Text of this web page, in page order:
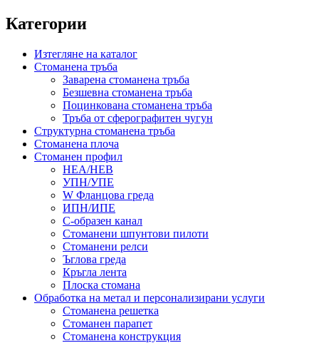
Категории
Изтегляне на каталог
Стоманена тръба
Заварена стоманена тръба
Безшевна стоманена тръба
Поцинкована стоманена тръба
Тръба от сферографитен чугун
Структурна стоманена тръба
Стоманена плоча
Стоманен профил
HEA/HEB
УПН/УПЕ
W Фланцова греда
ИПН/ИПЕ
C-образен канал
Стоманени шпунтови пилоти
Стоманени релси
Ъглова греда
Кръгла лента
Плоска стомана
Обработка на метал и персонализирани услуги
Стоманена решетка
Стоманен парапет
Стоманена конструкция